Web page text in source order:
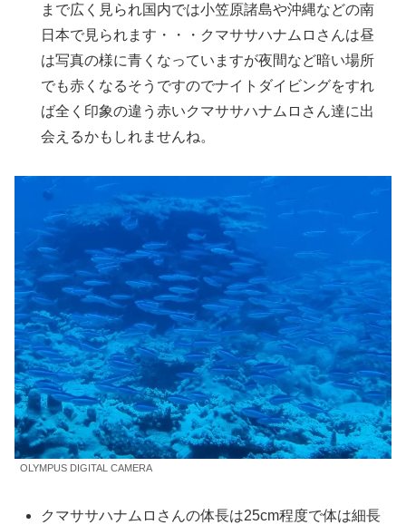
まで広く見られ国内では小笠原諸島や沖縄などの南
日本で見られます・・・クマササハナムロさんは昼
は写真の様に青くなっていますが夜間など暗い場所
でも赤くなるそうですのでナイトダイビングをすれ
ば全く印象の違う赤いクマササハナムロさん達に出
会えるかもしれませんね。
OLYMPUS DIGITAL CAMERA
クマササハナムロさんの体長は25cm程度で体は細長